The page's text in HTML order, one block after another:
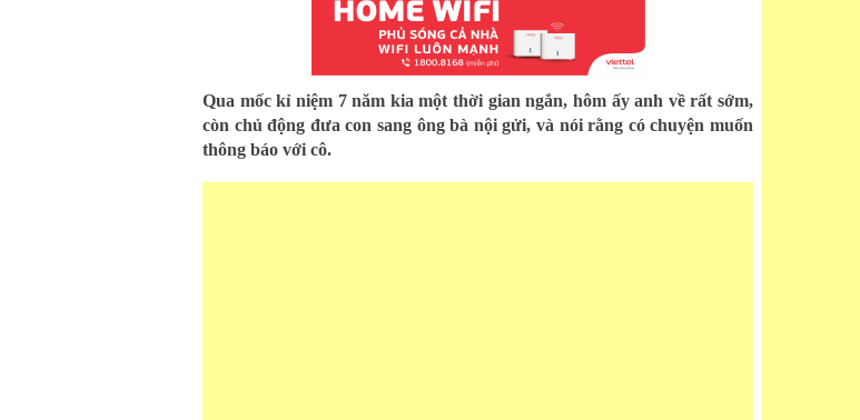
Qua mốc kỉ niệm 7 năm kia một thời gian ngắn, hôm ấy anh về rất sớm,
còn chủ động đưa con sang ông bà nội gửi, và nói rằng có chuyện muốn
thông báo với cô.